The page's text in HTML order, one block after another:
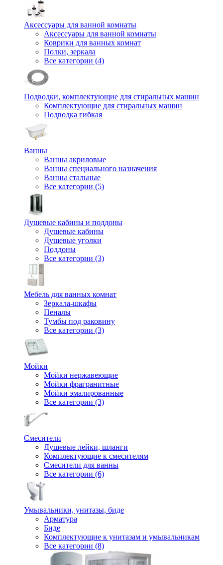
Аксессуары для ванной комнаты
Аксессуары для ванной комнаты
Коврики для ванных комнат
Полки, зеркала
Все категории (4)
Подводки, комплектующие для стиральных машин
Комплектующие для стиральных машин
Подводка гибкая
Ванны
Ванны акриловые
Ванны специального назначения
Ванны стальные
Все категории (5)
Душевые кабины и поддоны
Душевые кабины
Душевые уголки
Поддоны
Все категории (3)
Мебель для ванных комнат
Зеркала-шкафы
Пеналы
Тумбы под раковину
Все категории (3)
Мойки
Мойки нержавеющие
Мойки фрагранитные
Мойки эмалированные
Все категории (3)
Смесители
Душевые лейки, шланги
Комплектующие к смесителям
Смесители для ванны
Все категории (6)
Умывальники, унитазы, биде
Арматура
Биде
Комплектующие к унитазам и умывальникам
Все категории (8)